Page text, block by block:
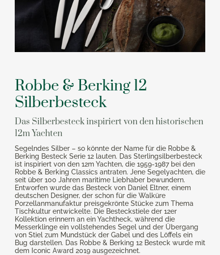
Robbe & Berking 12
Silberbesteck
Das Silberbesteck inspiriert von den historischen
12m Yachten
Segelndes Silber – so könnte der Name für die Robbe &
Berking Besteck Serie 12 lauten. Das Sterlingsilberbesteck
ist inspiriert von den 12m Yachten, die 1959-1987 bei den
Robbe & Berking Classics antraten. Jene Segelyachten, die
seit über 100 Jahren maritime Liebhaber bewundern.
Entworfen wurde das Besteck von Daniel Eltner, einem
deutschen Designer, der schon für die Walküre
Porzellanmanufaktur preisgekrönte Stücke zum Thema
Tischkultur entwickelte. Die Besteckstiele der 12er
Kollektion erinnern an ein Yachtheck, während die
Messerklinge ein vollstehendes Segel und der Übergang
von Stiel zum Mundstück der Gabel und des Löffels ein
Bug darstellen. Das Robbe & Berking 12 Besteck wurde mit
dem Iconic Award 2019 ausgezeichnet.